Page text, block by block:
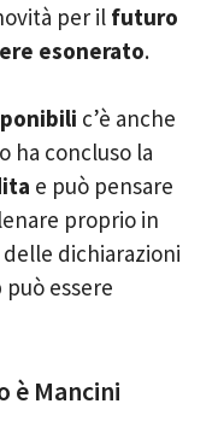
per il futuro
esonerato.
c’è anche
ha concluso la
e può pensare
proprio in
dichiarazioni
essere
è Mancini